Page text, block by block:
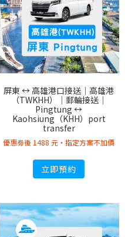
屏東 ↔︎ 高雄港口接送｜高雄港
（TWKHH）｜郵輪接送｜
Pingtung ↔︎
Kaohsiung（KHH）port
transfer
優惠劵後 1488 元・指定方案不加價
立即預約